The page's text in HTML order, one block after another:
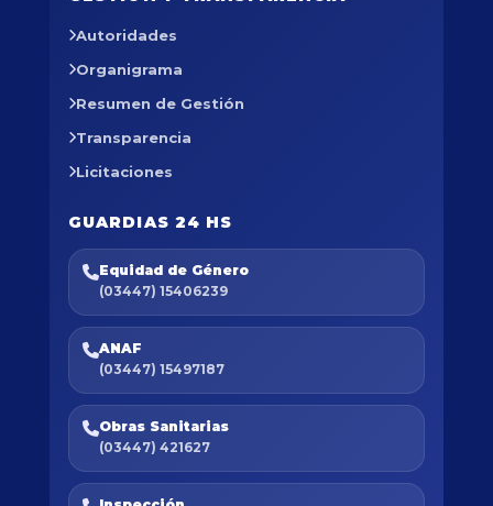
Autoridades
Organigrama
Resumen de Gestión
Transparencia
Licitaciones
GUARDIAS 24 HS
Equidad de Género
(03447) 15406239
ANAF
(03447) 15497187
Obras Sanitarias
(03447) 421627